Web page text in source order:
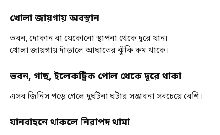
খোলা জায়গায় অবস্থান
ভবন, দোকান বা যেকোনো স্থাপনা থেকে দূরে যান।
খোলা জায়গায় দাঁড়ালে আঘাতের ঝুঁকি কম থাকে।
ভবন, গাছ, ইলেকট্রিক পোল থেকে দূরে থাকা
এসব জিনিস পড়ে গেলে দুর্ঘটনা ঘটার সম্ভাবনা সবচেয়ে বেশি।
যানবাহনে থাকলে নিরাপদ থামা